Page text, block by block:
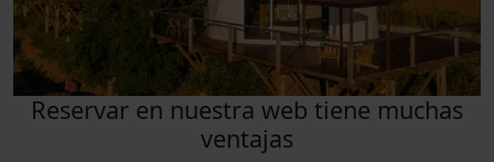
Reservar en nuestra web tiene muchas
ventajas